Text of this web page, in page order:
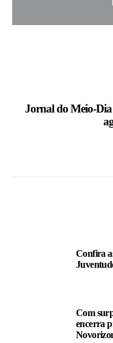
Jornal do Meio-Dia
Confira
Com
encerra